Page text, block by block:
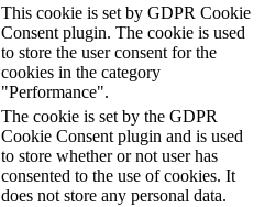
This cookie is set by GDPR Cookie
Consent plugin. The cookie is used
to store the user consent for the
cookies in the category
"Performance".
The cookie is set by the GDPR
Cookie Consent plugin and is used
to store whether or not user has
consented to the use of cookies. It
does not store any personal data.